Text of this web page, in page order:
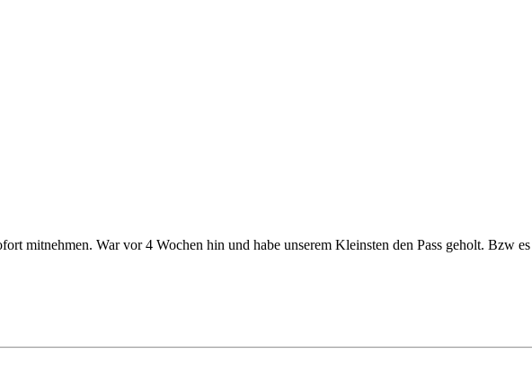
mitnehmen. War vor 4 Wochen hin und habe unserem Kleinsten den Pass geholt. Bzw